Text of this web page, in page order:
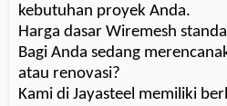
kebutuhan proyek Anda.
Harga dasar Wiremesh
Bagi Anda sedang
atau renovasi?
Kami di Jayasteel memiliki